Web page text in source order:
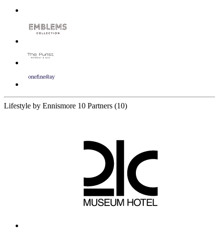
Lifestyle by Ennismore 10 Partners (10)